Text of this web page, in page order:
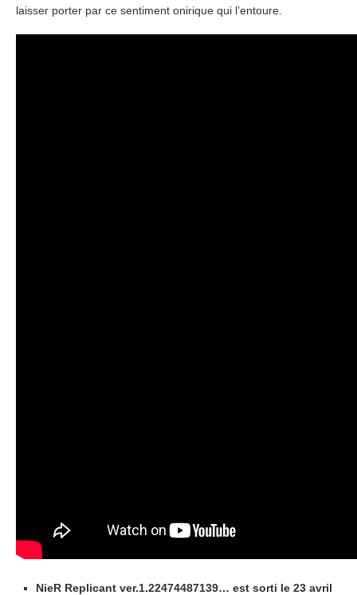
laisser porter par ce sentiment onirique qui l’entoure.
NieR Replicant ver.1.22474487139… est sorti le 23 avril